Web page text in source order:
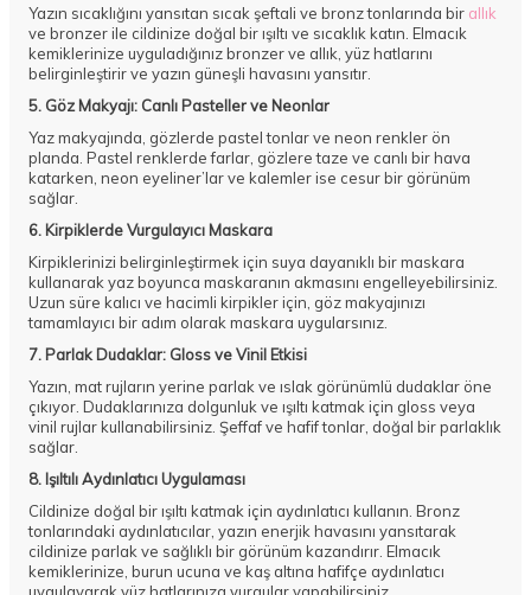
Yazın sıcaklığını yansıtan sıcak şeftali ve bronz tonlarında bir allık
ve bronzer ile cildinize doğal bir ışıltı ve sıcaklık katın. Elmacık
kemiklerinize uyguladığınız bronzer ve allık, yüz hatlarını
belirginleştirir ve yazın güneşli havasını yansıtır.
5. Göz Makyajı: Canlı Pasteller ve Neonlar
Yaz makyajında, gözlerde pastel tonlar ve neon renkler ön
planda. Pastel renklerde farlar, gözlere taze ve canlı bir hava
katarken, neon eyeliner’lar ve kalemler ise cesur bir görünüm
sağlar.
6. Kirpiklerde Vurgulayıcı Maskara
Kirpiklerinizi belirginleştirmek için suya dayanıklı bir maskara
kullanarak yaz boyunca maskaranın akmasını engelleyebilirsiniz.
Uzun süre kalıcı ve hacimli kirpikler için, göz makyajınızı
tamamlayıcı bir adım olarak maskara uygularsınız.
7. Parlak Dudaklar: Gloss ve Vinil Etkisi
Yazın, mat rujların yerine parlak ve ıslak görünümlü dudaklar öne
çıkıyor. Dudaklarınıza dolgunluk ve ışıltı katmak için gloss veya
vinil rujlar kullanabilirsiniz. Şeffaf ve hafif tonlar, doğal bir parlaklık
sağlar.
8. Işıltılı Aydınlatıcı Uygulaması
Cildinize doğal bir ışıltı katmak için aydınlatıcı kullanın. Bronz
tonlarındaki aydınlatıcılar, yazın enerjik havasını yansıtarak
cildinize parlak ve sağlıklı bir görünüm kazandırır. Elmacık
kemiklerinize, burun ucuna ve kaş altına hafifçe aydınlatıcı